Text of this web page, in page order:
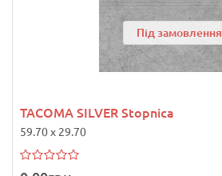
Під замовлення
TACOMA SILVER Stopnica
59.70 x 29.70